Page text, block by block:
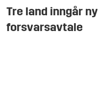
Tre land inngår ny
forsvarsavtale